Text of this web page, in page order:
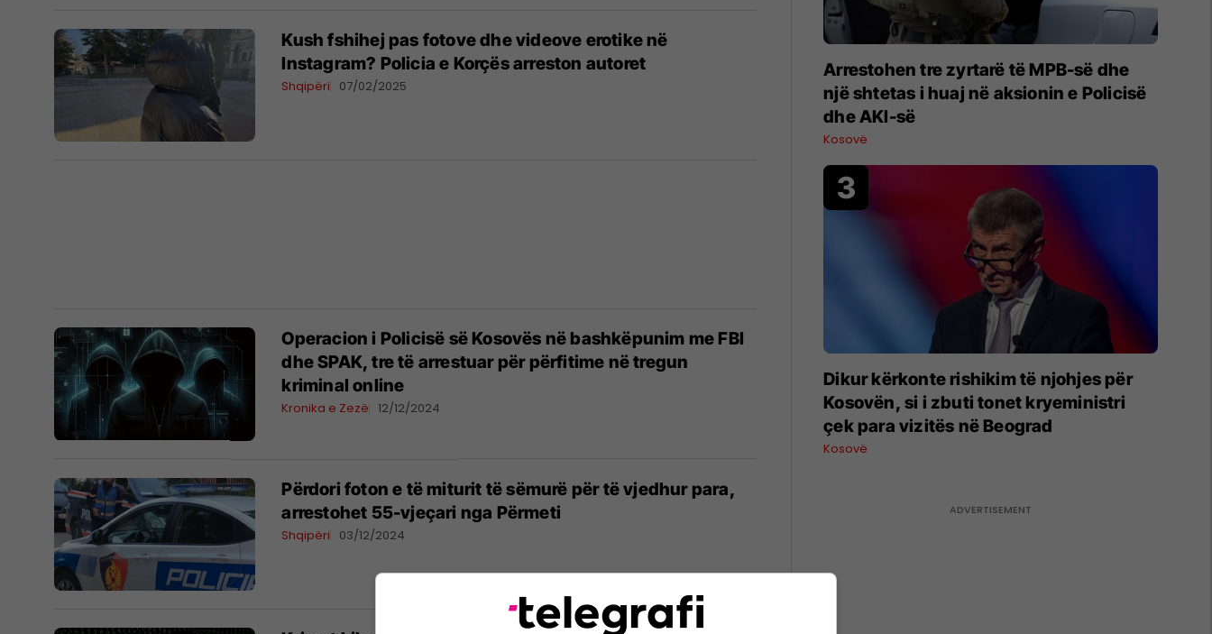
Kush fshihej pas fotove dhe videove erotike në
Instagram? Policia e Korçës arreston autoret
Shqipëri 07/02/2025
Operacion i Policisë së Kosovës në bashkëpunim me FBI
dhe SPAK, tre të arrestuar për përfitime në tregun
kriminal online
Kronika e Zezë 12/12/2024
Përdori foton e të miturit të sëmurë për të vjedhur para,
arrestohet 55-vjeçari nga Përmeti
Shqipëri 03/12/2024
Arrestohen tre zyrtarë të MPB-së dhe
një shtetas i huaj në aksionin e Policisë
dhe AKI-së
Kosovë
Dikur kërkonte rishikim të njohjes për
Kosovën, si i zbuti tonet kryeministri
çek para vizitës në Beograd
Kosovë